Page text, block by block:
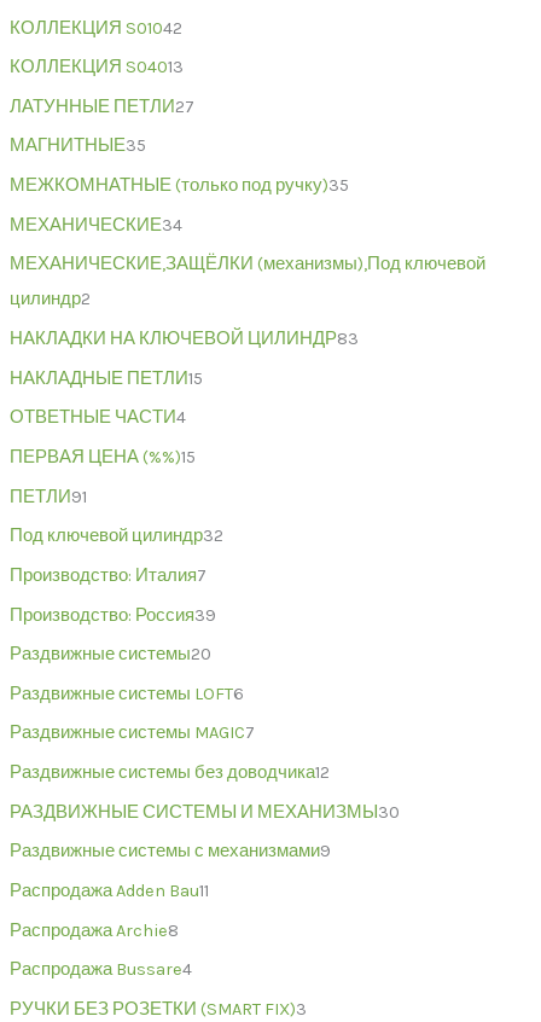
КОЛЛЕКЦИЯ S01042
КОЛЛЕКЦИЯ S04013
ЛАТУННЫЕ ПЕТЛИ27
МАГНИТНЫЕ35
МЕЖКОМНАТНЫЕ (только под ручку)35
МЕХАНИЧЕСКИЕ34
МЕХАНИЧЕСКИЕ,ЗАЩЁЛКИ (механизмы),Под ключевой
цилиндр2
НАКЛАДКИ НА КЛЮЧЕВОЙ ЦИЛИНДР83
НАКЛАДНЫЕ ПЕТЛИ15
ОТВЕТНЫЕ ЧАСТИ4
ПЕРВАЯ ЦЕНА (%%)15
ПЕТЛИ91
Под ключевой цилиндр32
Производство: Италия7
Производство: Россия39
Раздвижные системы20
Раздвижные системы LOFT6
Раздвижные системы MAGIC7
Раздвижные системы без доводчика12
РАЗДВИЖНЫЕ СИСТЕМЫ И МЕХАНИЗМЫ 30
Раздвижные системы с механизмами9
Распродажа Adden Bau11
Распродажа Archie8
Распродажа Bussare4
РУЧКИ БЕЗ РОЗЕТКИ (SMART FIX)3